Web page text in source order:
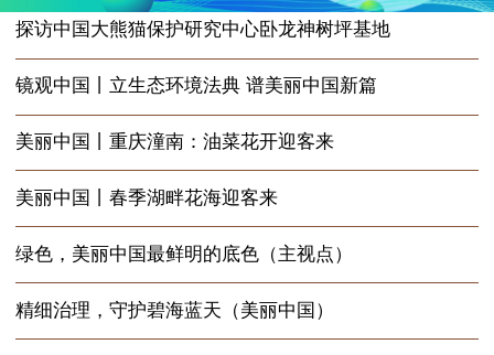
探访中国大熊猫保护研究中心卧龙神树坪基地
镜观中国丨立生态环境法典 谱美丽中国新篇
美丽中国丨重庆潼南：油菜花开迎客来
美丽中国丨春季湖畔花海迎客来
绿色，美丽中国最鲜明的底色（主视点）
精细治理，守护碧海蓝天（美丽中国）